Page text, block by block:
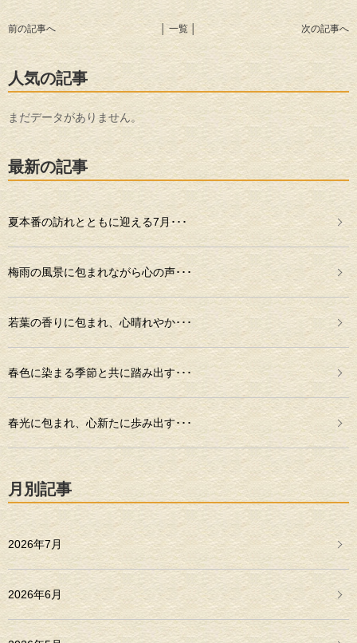
前の記事へ 次の記事へ
│ 一覧 │
人気の記事
まだデータがありません。
最新の記事
夏本番の訪れとともに迎える7月･･･
梅雨の風景に包まれながら心の声･･･
若葉の香りに包まれ、心晴れやか･･･
春色に染まる季節と共に踏み出す･･･
春光に包まれ、心新たに歩み出す･･･
月別記事
2026年7月
2026年6月